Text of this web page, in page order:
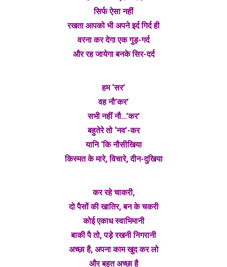
सिर्फ ऐसा नहीं
रखता आपको भी अपने इर्द गिर्द ही
वरना कर देगा एक गुड़-गर्द
और रह जायेगा बनके सिर-दर्द
हम ‘सर’
वह नौ’कर’
सभी नहीं नौ…’कर’
बहुतेरे तो ‘नव’-कर
यानि ‘कि नौसीखिया
किस्मत के मारे, विचारे, दीन-दुखिया
कर रहे चाकरी,
दो पैसों की खातिर, बन के चकरी
कोई एकाध स्वाभिमानी
बाकी पै तो, पड़े रखनी निगरानी
अच्छा है, अपना काम खुद कर लो
और बहुत अच्छा है